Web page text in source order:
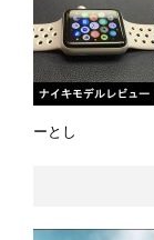
ーとし